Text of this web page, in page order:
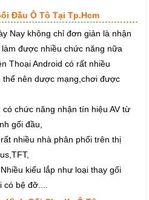
Đầu Ô Tô Tại Tp.Hcm
Nay không chỉ đơn giản là nhận
được nhiều chức năng nữa
Thoại Android có rất nhiều
nên dược mạng,chơi được
chức năng nhận tín hiệu AV từ
gối đầu,
nhiều nhà phân phối trên thị
kiểu lắp như loại thay gối
bệ đỡ....